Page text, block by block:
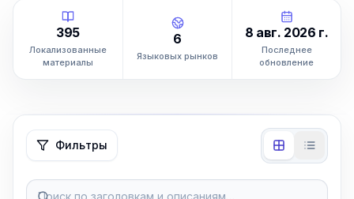
395
Локализованные
материалы
6
Языковых рынков
8 авг. 2026 г.
Последнее
обновление
Фильтры
Поиск по заголовкам и описаниям…